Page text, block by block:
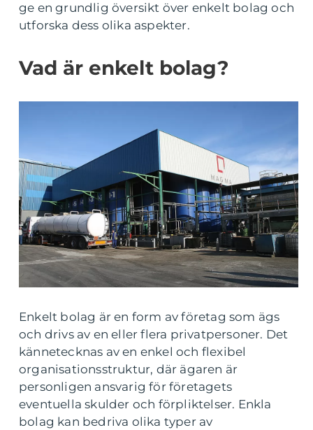
ge en grundlig översikt över enkelt bolag och
utforska dess olika aspekter.
Vad är enkelt bolag?
Enkelt bolag är en form av företag som ägs
och drivs av en eller flera privatpersoner. Det
kännetecknas av en enkel och flexibel
organisationsstruktur, där ägaren är
personligen ansvarig för företagets
eventuella skulder och förpliktelser. Enkla
bolag kan bedriva olika typer av